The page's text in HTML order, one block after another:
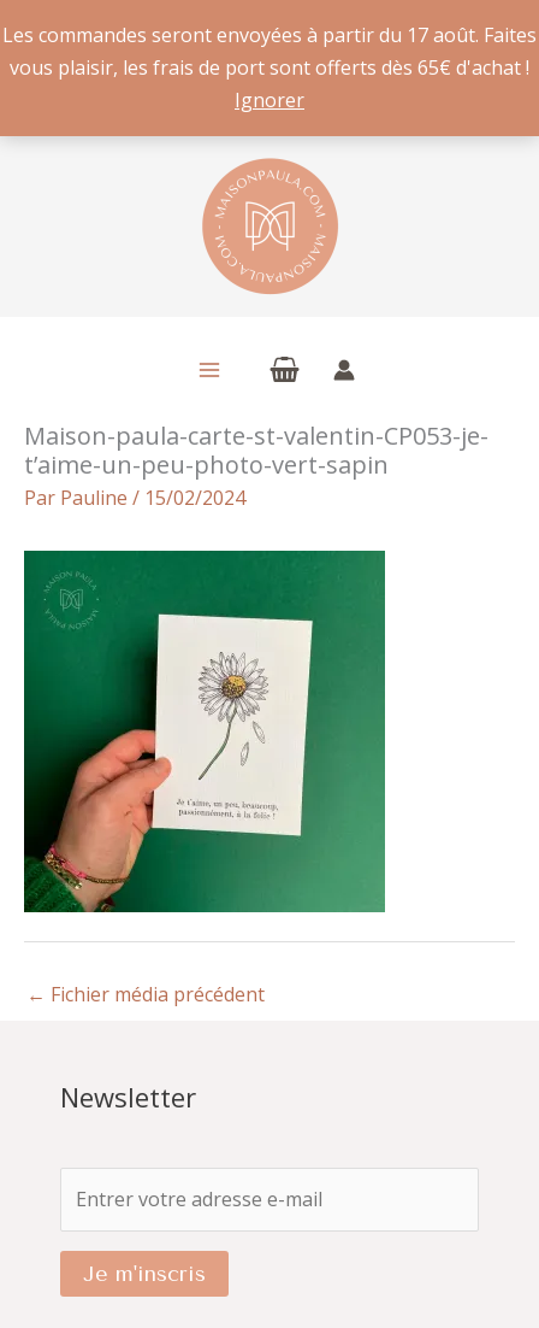
Les commandes seront envoyées à partir du 17 août. Faites
vous plaisir, les frais de port sont offerts dès 65€ d'achat !
Ignorer
Maison-paula-carte-st-valentin-CP053-je-
t’aime-un-peu-photo-vert-sapin
Par Pauline / 15/02/2024
← Fichier média précédent
Newsletter
Je m'inscris